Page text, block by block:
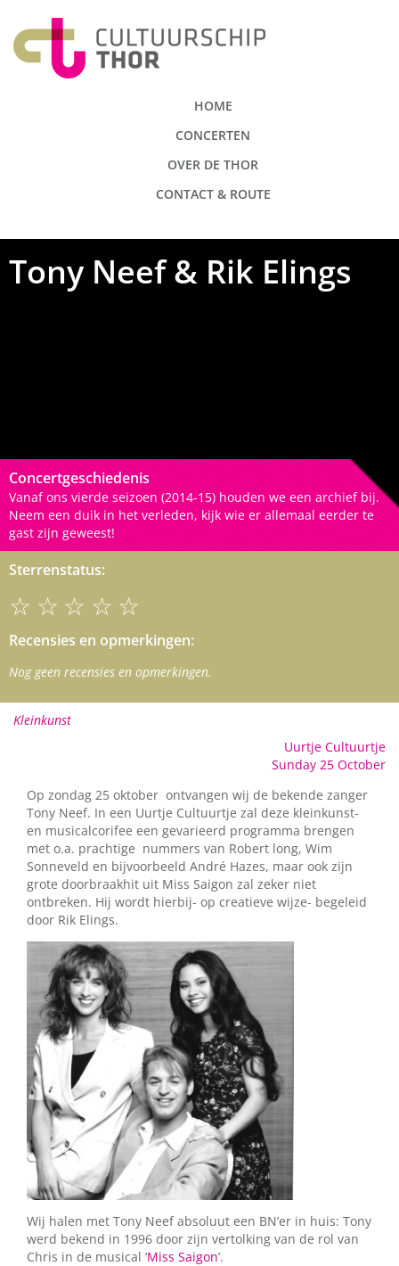
HOME
CONCERTEN
OVER DE THOR
CONTACT & ROUTE
Tony Neef & Rik Elings
Concertgeschiedenis
Vanaf ons vierde seizoen (2014-15) houden we een archief bij.
Neem een duik in het verleden, kijk wie er allemaal eerder te
gast zijn geweest!
Sterrenstatus:
☆☆☆☆☆
Recensies en opmerkingen:
Nog geen recensies en opmerkingen.
Kleinkunst
Uurtje Cultuurtje
Sunday 25 October
Op zondag 25 oktober ontvangen wij de bekende zanger
Tony Neef. In een Uurtje Cultuurtje zal deze kleinkunst-
en musicalcorifee een gevarieerd programma brengen
met o.a. prachtige nummers van Robert long, Wim
Sonneveld en bijvoorbeeld André Hazes, maar ook zijn
grote doorbraakhit uit Miss Saigon zal zeker niet
ontbreken. Hij wordt hierbij- op creatieve wijze- begeleid
door Rik Elings.
Wij halen met Tony Neef absoluut een BN’er in huis: Tony
werd bekend in 1996 door zijn vertolking van de rol van
Chris in de musical ‘Miss Saigon’.